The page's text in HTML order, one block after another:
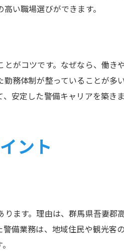
められる対応力と信頼性
戦するメリットを解説
員に挑戦する魅力の理由
境で警備員として働く利点
コミュニティに貢献する方法
ができる警備職の魅力
しやすい警備求人の選び方
い職場選びができます。
がコツです。なぜなら、働き
務体制が整っていることが多
安定した警備キャリアを築きま
ント
ます。理由は、群馬県吾妻
備業務は、地域住民や観光客